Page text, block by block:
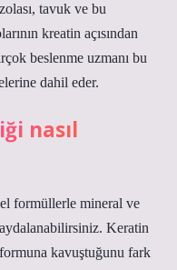
tavuk ve bu
kreatin açısından
beslenme uzmanı bu
dahil eder.
nasıl
formüllerle mineral ve
Keratin
formuna kavuştuğunu fark